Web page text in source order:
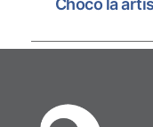
Chocó la